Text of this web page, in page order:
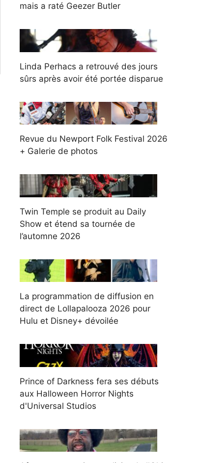
mais a raté Geezer Butler
Linda Perhacs a retrouvé des jours
sûrs après avoir été portée disparue
Revue du Newport Folk Festival 2026
+ Galerie de photos
Twin Temple se produit au Daily
Show et étend sa tournée de
l’automne 2026
La programmation de diffusion en
direct de Lollapalooza 2026 pour
Hulu et Disney+ dévoilée
Prince of Darkness fera ses débuts
aux Halloween Horror Nights
d'Universal Studios